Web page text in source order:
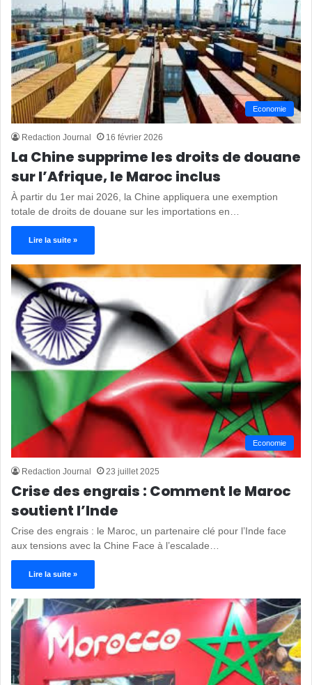
Economie
Redaction Journal 16 février 2026
La Chine supprime les droits de douane
sur l’Afrique, le Maroc inclus
À partir du 1er mai 2026, la Chine appliquera une exemption
totale de droits de douane sur les importations en…
Lire la suite »
Economie
Redaction Journal 23 juillet 2025
Crise des engrais : Comment le Maroc
soutient l’Inde
Crise des engrais : le Maroc, un partenaire clé pour l’Inde face
aux tensions avec la Chine Face à l’escalade…
Lire la suite »